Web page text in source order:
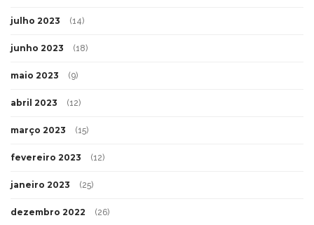
julho 2023 (14)
junho 2023 (18)
maio 2023 (9)
abril 2023 (12)
março 2023 (15)
fevereiro 2023 (12)
janeiro 2023 (25)
dezembro 2022 (26)